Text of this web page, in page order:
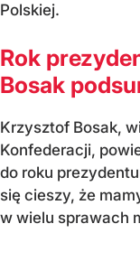
Polskiej.
Rok
Bosak
Krzysztof Bosak,
Konfederacji,
do roku
się cieszy, że
w wielu sprawach